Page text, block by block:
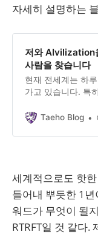
자세히 설명하는
저와 AIvilization
사람을 찾습니다
현재 전세계는 하
가고 있습니다. 특
가 많이 생겨나고
순간이 아닙니다.
보다 한 차원 더 높
자 합니다. 바로 AI
Taeho Blog
세계적으로도 핫
들어내 뿌듯한 1
워드가 무엇이 될
RTRFT일 것 같다.